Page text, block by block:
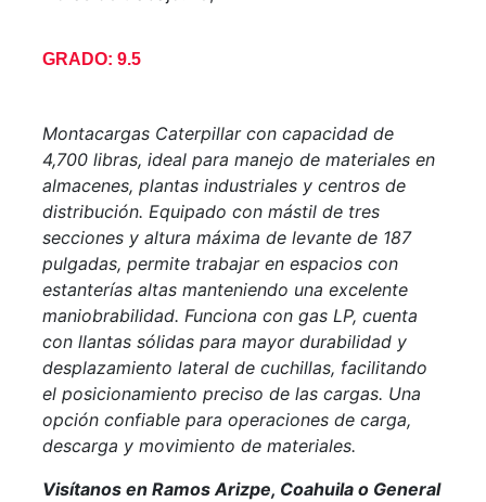
GRADO: 9.5
Montacargas Caterpillar con capacidad de
4,700 libras, ideal para manejo de materiales en
almacenes, plantas industriales y centros de
distribución. Equipado con mástil de tres
secciones y altura máxima de levante de 187
pulgadas, permite trabajar en espacios con
estanterías altas manteniendo una excelente
maniobrabilidad. Funciona con gas LP, cuenta
con llantas sólidas para mayor durabilidad y
desplazamiento lateral de cuchillas, facilitando
el posicionamiento preciso de las cargas. Una
opción confiable para operaciones de carga,
descarga y movimiento de materiales.
Visítanos en Ramos Arizpe, Coahuila o General